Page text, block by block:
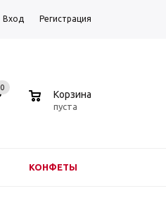
Вход Регистрация
0
Корзина
пуста
КОНФЕТЫ